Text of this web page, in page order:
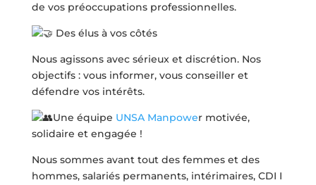
de vos préoccupations professionnelles.
Des élus à vos côtés
Nous agissons avec sérieux et discrétion. Nos
objectifs : vous informer, vous conseiller et
défendre vos intérêts.
Une équipe UNSA Manpower motivée,
solidaire et engagée !
Nous sommes avant tout des femmes et des
hommes, salariés permanents, intérimaires, CDI I